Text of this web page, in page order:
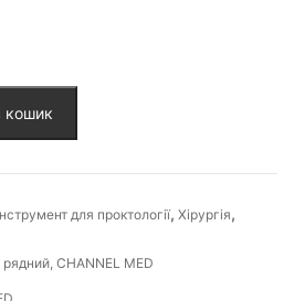
кошик
для проктології, Хірургія,
CHANNEL MED